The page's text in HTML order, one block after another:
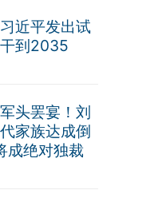
近平发出试
到2035
头罢宴！刘
家族达成倒
成绝对独裁